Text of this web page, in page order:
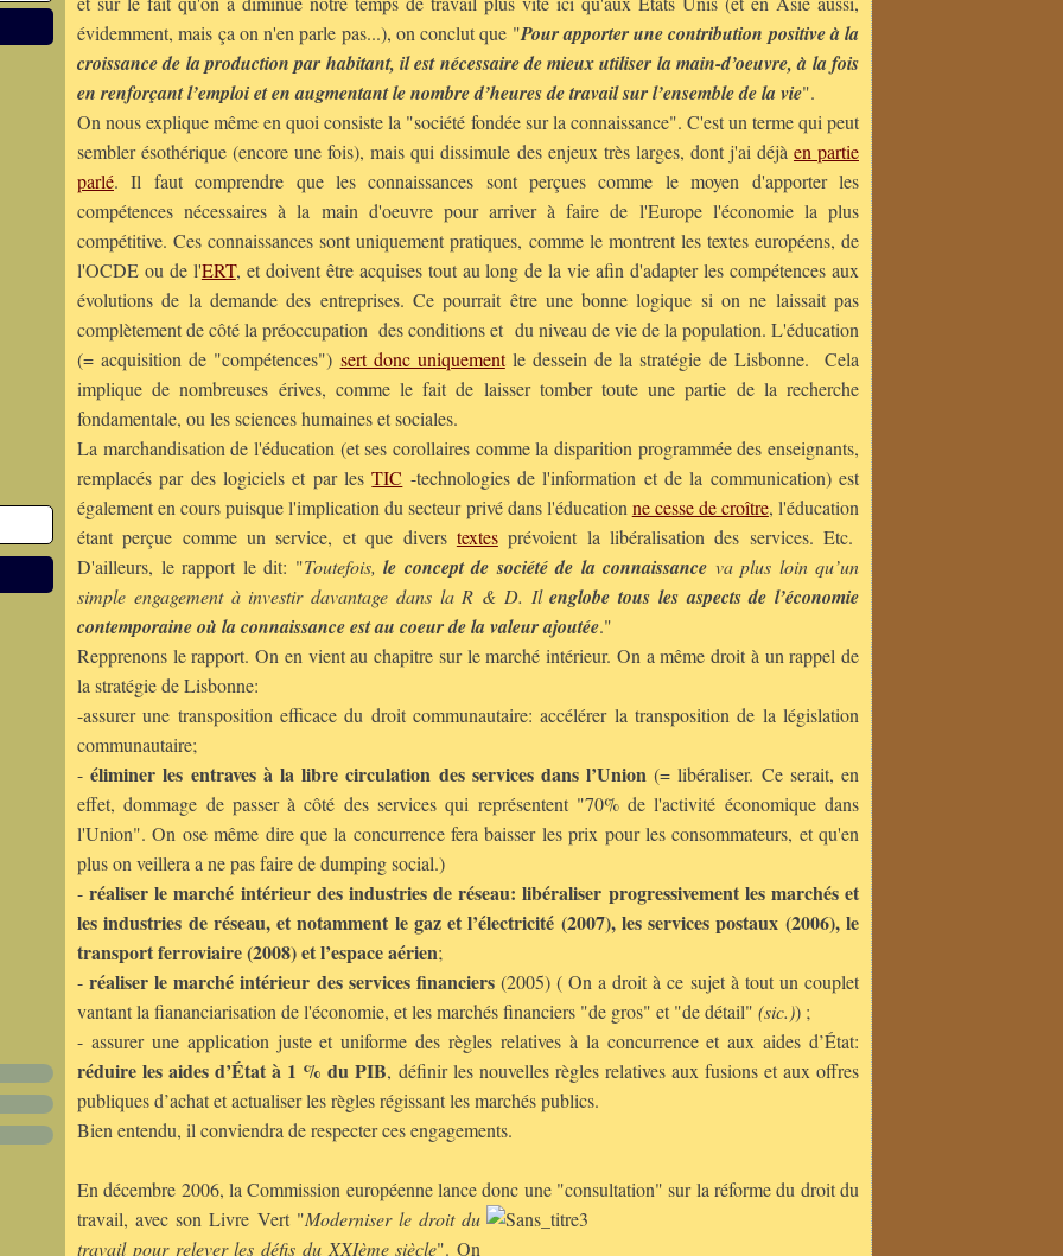
évidemment, mais ça on n'en parle pas...), on conclut que "Pour apporter une contribution positive à la
croissance de la production par habitant, il est nécessaire de mieux utiliser la main-d’oeuvre, à la fois
en renforçant l’emploi et en augmentant le nombre d’heures de travail sur l’ensemble de la vie".
On nous explique même en quoi consiste la "société fondée sur la connaissance". C'est un terme qui peut
sembler ésothérique (encore une fois), mais qui dissimule des enjeux très larges, dont j'ai déjà en partie
parlé. Il faut comprendre que les connaissances sont perçues comme le moyen d'apporter les
compétences nécessaires à la main d'oeuvre pour arriver à faire de l'Europe l'économie la plus
compétitive. Ces connaissances sont uniquement pratiques, comme le montrent les textes européens, de
l'OCDE ou de l'ERT, et doivent être acquises tout au long de la vie afin d'adapter les compétences aux
évolutions de la demande des entreprises. Ce pourrait être une bonne logique si on ne laissait pas
complètement de côté la préoccupationdes conditionset du niveau de vie de la population. L'éducation
(= acquisition de "compétences") sert donc uniquementle dessein de la stratégie de Lisbonne. Cela
implique de nombreuses érives, comme le fait de laisser tomber toute une partie de la recherche
fondamentale, ou les sciences humaines et sociales.
La marchandisation de l'éducation (et ses corollaires comme la disparition programmée des enseignants,
remplacés par des logiciels et par lesTIC -technologies de l'information et de la communication) est
également en cours puisque l'implication du secteur privé dans l'éducation ne cesse de croître, l'éducation
étant perçue comme un service, et que divers textesprévoient la libéralisation des services. Etc.
D'ailleurs, le rapport le dit: "Toutefois, le concept de société de la connaissance va plus loin qu’un
simple engagement à investir davantage dans la R & D. Ilenglobe tous les aspects de l’économie
contemporaine où la connaissance est au coeur de lavaleur ajoutée."
Repprenons le rapport. On en vient au chapitre sur le marché intérieur. On a même droit à un rappel de
la stratégie de Lisbonne:
-assurer une transposition efficace du droit communautaire: accélérer la transposition de la législation
communautaire;
-éliminer les entraves à la libre circulation des services dans l’Union(= libéraliser. Ce serait, en
effet, dommage de passer à côté des services qui représentent "70% de l'activité économique dans
l'Union". On ose même dire que la concurrence fera baisser les prix pour les consommateurs, et qu'en
plus on veillera a ne pas faire de dumping social.)
-réaliser le marché intérieur des industries de réseau: libéraliser progressivement les marchés et
les industries de réseau, et notamment le gaz et l’électricité (2007), les services postaux (2006), le
transport ferroviaire (2008) et l’espace aérien;
-réaliser le marché intérieur des services financiers(2005) ( On a droit à ce sujet à tout un couplet
vantant la fiananciarisation de l'économie, et les marchés financiers "de gros" et "de détail" (sic.)) ;
- assurer une application juste et uniforme des règles relatives à la concurrence et aux aides d’État:
réduire les aides d’État à 1 % du PIB, définir les nouvelles règles relatives aux fusions et aux offres
publiques d’achat et actualiser les règles régissant les marchés publics.
Bien entendu, il conviendra de respecter ces engagements.
En décembre 2006, la Commission européenne lance donc une "consultation" sur la réforme du droit du
travail, avec sonLivre Vert "Moderniser le droit du
travail pour relever les défis du XXIème siècle". On